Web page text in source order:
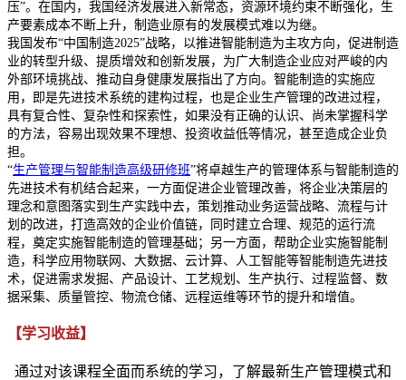
压”。在国内，我国经济发展进入新常态，资源环境约束不断强化，生
产要素成本不断上升，制造业原有的发展模式难以为继。
我国发布“中国制造2025”战略，以推进智能制造为主攻方向，促进制造
业的转型升级、提质增效和创新发展，为广大制造企业应对严峻的内
外部环境挑战、推动自身健康发展指出了方向。智能制造的实施应
用，即是先进技术系统的建构过程，也是企业生产管理的改进过程，
具有复合性、复杂性和探索性，如果没有正确的认识、尚未掌握科学
的方法，容易出现效果不理想、投资收益低等情况，甚至造成企业负
担。
“生产管理与智能制造高级研修班”将卓越生产的管理体系与智能制造的
先进技术有机结合起来，一方面促进企业管理改善，将企业决策层的
理念和意图落实到生产实践中去，策划推动业务运营战略、流程与计
划的改进，打造高效的企业价值链，同时建立合理、规范的运行流
程，奠定实施智能制造的管理基础；另一方面，帮助企业实施智能制
造，科学应用物联网、大数据、云计算、人工智能等智能制造先进技
术，促进需求发掘、产品设计、工艺规划、生产执行、过程监督、数
据采集、质量管控、物流仓储、远程运维等环节的提升和增值。
【学习收益】
通过对该课程全面而系统的学习，了解最新生产管理模式和